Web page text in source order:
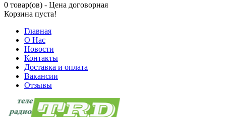
0 товар(ов) - Цена договорная
Корзина пуста!
Главная
О Нас
Новости
Контакты
Доставка и оплата
Вакансии
Отзывы